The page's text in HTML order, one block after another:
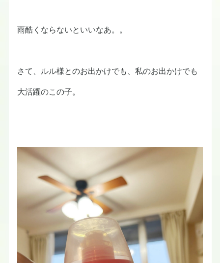
雨酷くならないといいなあ。。
さて、ルル様とのお出かけでも、私のお出かけでも
大活躍のこの子。